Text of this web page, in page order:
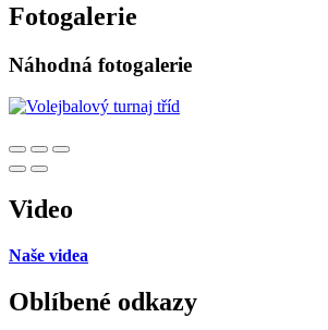
Fotogalerie
Náhodná fotogalerie
Video
Naše videa
Oblíbené odkazy